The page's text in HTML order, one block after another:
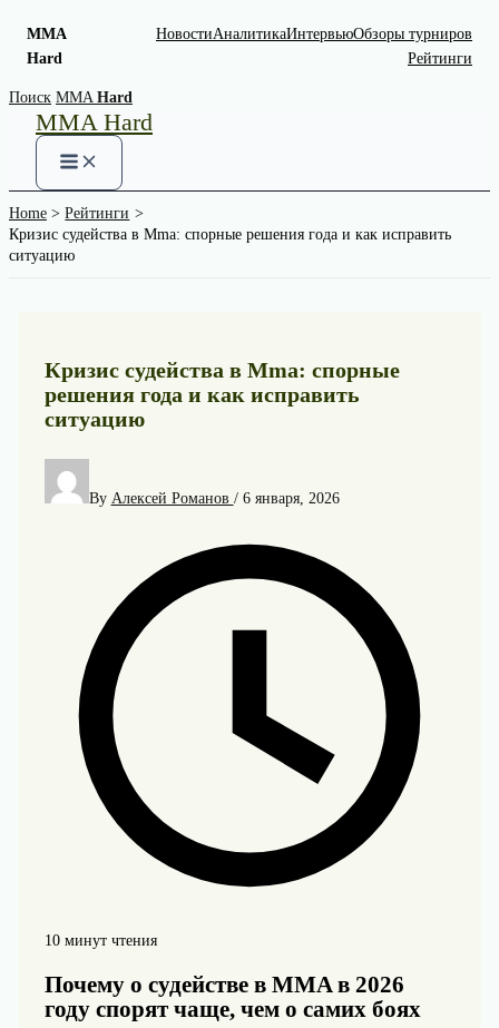
MMA
Hard
НовостиАналитикаИнтервьюОбзоры турниров
Рейтинги
Skip
content
Поиск MMA Hard
MMA Hard
Home
Рейтинги
Кризис судейства в Mma: спорные решения года и как исправить
ситуацию
Кризис судейства в Mma: спорные
решения года и как исправить
ситуацию
By Алексей Романов / 6 января, 2026
10 минут чтения
Почему о судействе в MMA в 2026
году спорят чаще, чем о самих боях